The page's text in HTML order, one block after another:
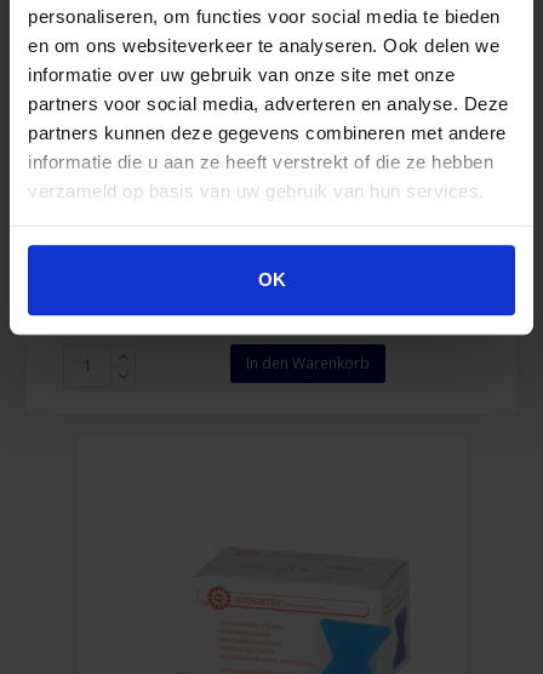
personaliseren, om functies voor social media te bieden
en om ons websiteverkeer te analyseren. Ook delen we
informatie over uw gebruik van onze site met onze
partners voor social media, adverteren en analyse. Deze
partners kunnen deze gegevens combineren met andere
informatie die u aan ze heeft verstrekt of die ze hebben
verzameld op basis van uw gebruik van hun services.
OK
Leukoplast 2,5 cm x 5 m
3,66€
Leukoplast
In den Warenkorb